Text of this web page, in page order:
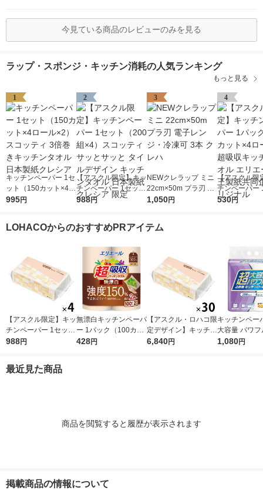
今見ている商品のレビューのみを見る
ラップ・スポンジ・キッチン消耗の人気ランキング
もっと見る
1
キッチンペーパー 1セ
ット（150カット×4ロ
ール×2） スコッティ
995円
2
【アスクル限定】キッ
チンペーパー 1セット
（200組×4）スコッテ
タオル 日本製紙クレ
988円
3
NEWクレラップ ミニ
22cm×50m プラ刃 電
子レンジ・冷凍可 3本
1,050円
4
【アスクル限
チンペーパー
（120カット
530円
LOHACOからのおすすめPRアイテム
【アスクル限定】キッ
チンペーパー 1セット
（200組×4）スコッテ
タオル 日本製紙クレ
988円
無漂白キッチンペーパ
ー 1パック（100カッ
ト×2ロール）超吸収
428円
【アスクル・ロハコ限
定デザイン】キッチン
ペーパー スコッティ
6,840円
キッチンペー
大容量 パワ
巻 キッチン
1,080円
最近見た商品
商品を閲覧すると履歴が表示されます
掲載商品の情報について